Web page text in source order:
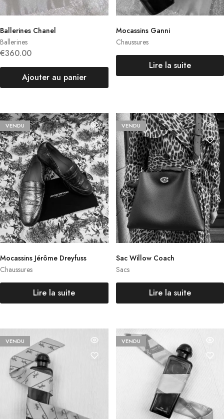
Ballerines
Ballerines Chanel
€360.00
Ajouter au panier
Chaussures
Mocassins Ganni
Lire la suite
VENDU
Chaussures
Mocassins Jérôme Dreyfuss
Lire la suite
VENDU
Sacs
Sac Willow Coach
Lire la suite
VENDU VENDU